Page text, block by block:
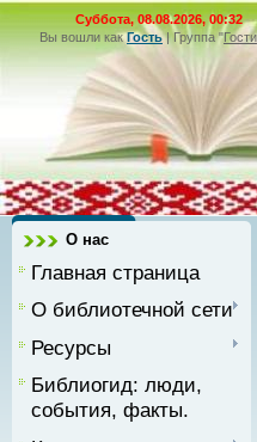
Суббота, 08.08.2026, 00:32
Вы вошли как Гость|Группа"Гости
О нас
Главная страница
О библиотечной сети
Ресурсы
Библиогид: люди,
события, факты.